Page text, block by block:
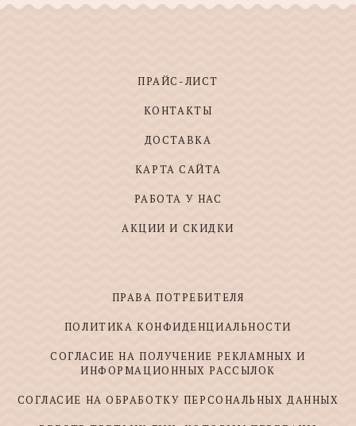
ПРАЙС-ЛИСТ
КОНТАКТЫ
ДОСТАВКА
КАРТА САЙТА
РАБОТА У НАС
АКЦИИ И СКИДКИ
ПРАВА ПОТРЕБИТЕЛЯ
ПОЛИТИКА КОНФИДЕНЦИАЛЬНОСТИ
СОГЛАСИЕ НА ПОЛУЧЕНИЕ РЕКЛАМНЫХ И
ИНФОРМАЦИОННЫХ РАССЫЛОК
СОГЛАСИЕ НА ОБРАБОТКУ ПЕРСОНАЛЬНЫХ ДАННЫХ